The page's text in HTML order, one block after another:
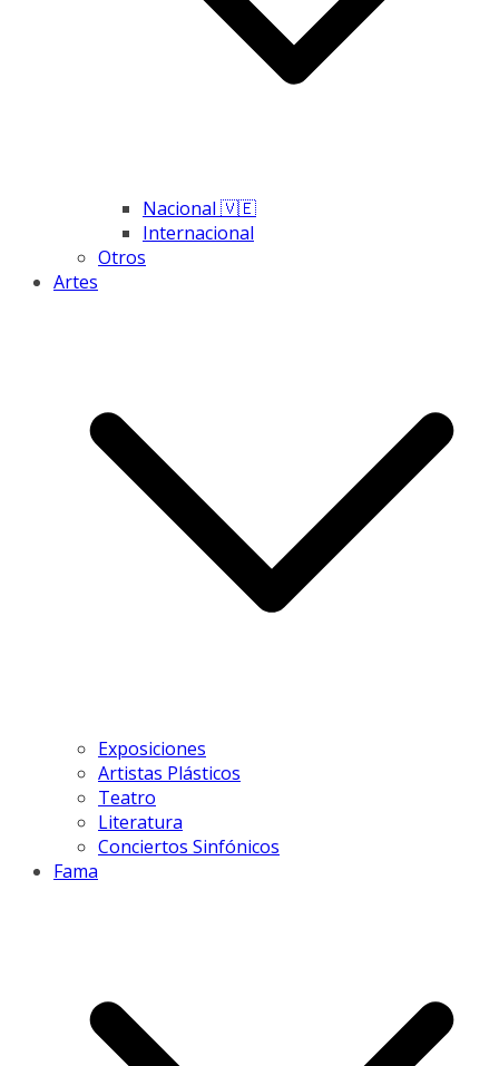
Nacional 🇻🇪
Internacional
Otros
Artes
Exposiciones
Artistas Plásticos
Teatro
Literatura
Conciertos Sinfónicos
Fama